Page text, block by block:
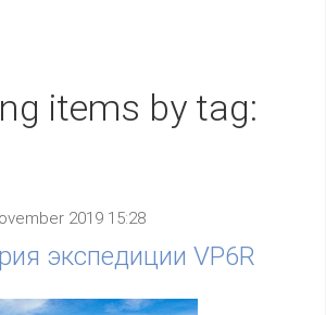
items by tag:
2019 15:28
экспедиции VP6R